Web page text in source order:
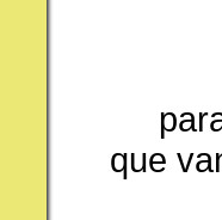
que